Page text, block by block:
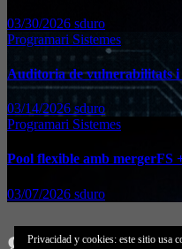
03/30/2026 sduro
Programari Sistemes
Auditoria de vulnerabilitats i
03/14/2026 sduro
Programari Sistemes
Pool flexible amb
03/07/2026 sduro
Privacidad y cookies: este sitio usa